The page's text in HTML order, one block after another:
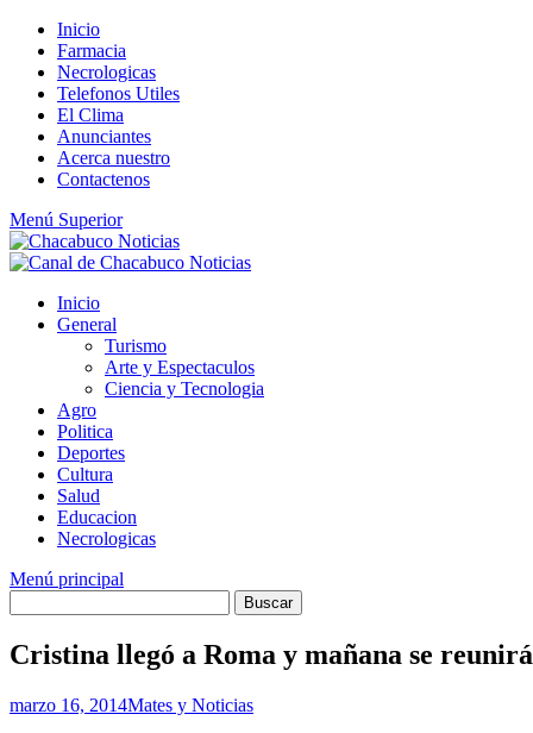
Saltar
contenido
Inicio
Farmacia
Necrologicas
Telefonos Utiles
El Clima
Anunciantes
Acerca nuestro
Contactenos
Menú Superior
Inicio
General
Turismo
Arte y Espectaculos
Ciencia y Tecnologia
Agro
Politica
Deportes
Cultura
Salud
Educacion
Necrologicas
Menú principal
Cristina llegó a Roma y mañana se
marzo 16, 2014Mates y Noticias